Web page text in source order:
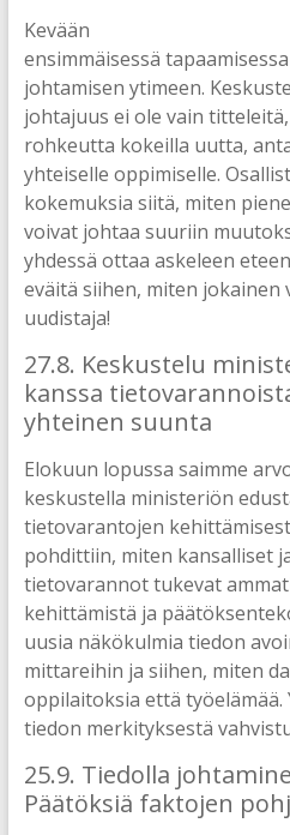
Kevään
ensimmäisessä
johtamisen ytimeen.
johtajuus ei ole vain
rohkeutta kokeilla uutta,
yhteiselle oppimiselle.
kokemuksia siitä, miten
voivat johtaa suuriin
yhdessä ottaa askeleen
eväitä siihen, miten jokainen
uudistaja!
27.8. Keskustelu
kanssa
yhteinen suunta
Elokuun lopussa saimme
keskustella ministeriön
tietovarantojen
pohdittiin, miten kansalliset
tietovarannot tukevat
kehittämistä ja
uusia näkökulmia tiedon
mittareihin ja siihen, miten
oppilaitoksia että työelämää.
tiedon merkityksestä
25.9. Tiedolla
Päätöksiä faktojen